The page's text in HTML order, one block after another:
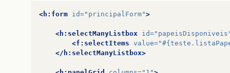
<h:form id="principalForm">
<h:selectManyListbox id=
<f:selectItems value=
</h:selectManyListbox>